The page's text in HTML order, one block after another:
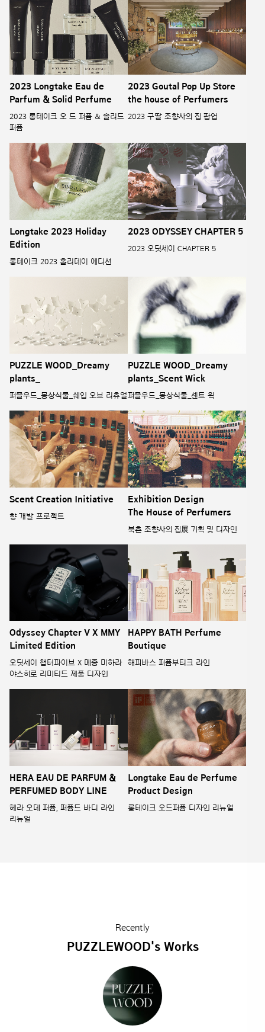
2023 Longtake Eau de
Parfum & Solid Perfume
2023 롱테이크 오 드 퍼퓸 & 솔리드
퍼퓸
2023 Goutal Pop Up Store
the house of Perfumers
2023 구딸 조향사의 집 팝업
Longtake 2023 Holiday
Edition
롱테이크 2023 홀리데이 에디션
2023 ODYSSEY CHAPTER 5
2023 오딧세이 CHAPTER 5
PUZZLE WOOD_Dreamy
plants_
퍼즐우드_몽상식물_쉐입 오브 리츄얼
PUZZLE WOOD_Dreamy
plants_Scent Wick
퍼즐우드_몽상식물_센트 윅
Scent Creation Initiative
향 개발 프로젝트
Exhibition Design
The House of Perfumers
북촌 조향사의 집展 기획 및 디자인
Odyssey Chapter V X MMY
Limited Edition
오딧세이 챕터파이브 X 메종 미하라
야스히로 리미티드 제품 디자인
HAPPY BATH Perfume
Boutique
해피바스 퍼퓸부티크 라인
HERA EAU DE PARFUM &
PERFUMED BODY LINE
헤라 오데 퍼퓸, 퍼퓸드 바디 라인
리뉴얼
Longtake Eau de Perfume
Product Design
롱테이크 오드퍼퓸 디자인 리뉴얼
Recently
PUZZLEWOOD's Works